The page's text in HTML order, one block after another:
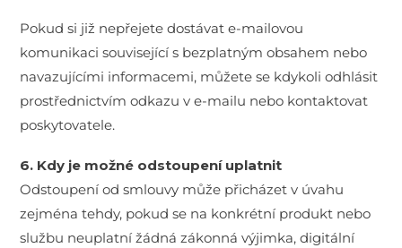
Pokud si již nepřejete dostávat e-mailovou
komunikaci související s bezplatným obsahem nebo
navazujícími informacemi, můžete se kdykoli odhlásit
prostřednictvím odkazu v e-mailu nebo kontaktovat
poskytovatele.
6. Kdy je možné odstoupení uplatnit
Odstoupení od smlouvy může přicházet v úvahu
zejména tehdy, pokud se na konkrétní produkt nebo
službu neuplatní žádná zákonná výjimka, digitální